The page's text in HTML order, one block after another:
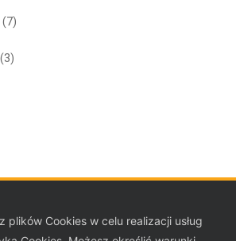
(7)
(3)
plików Cookies w celu realizacji usług